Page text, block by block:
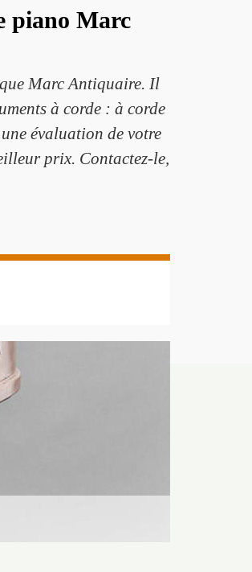
piano Marc
Marc Antiquaire. Il
à corde : à corde
évaluation de votre
prix. Contactez-le,